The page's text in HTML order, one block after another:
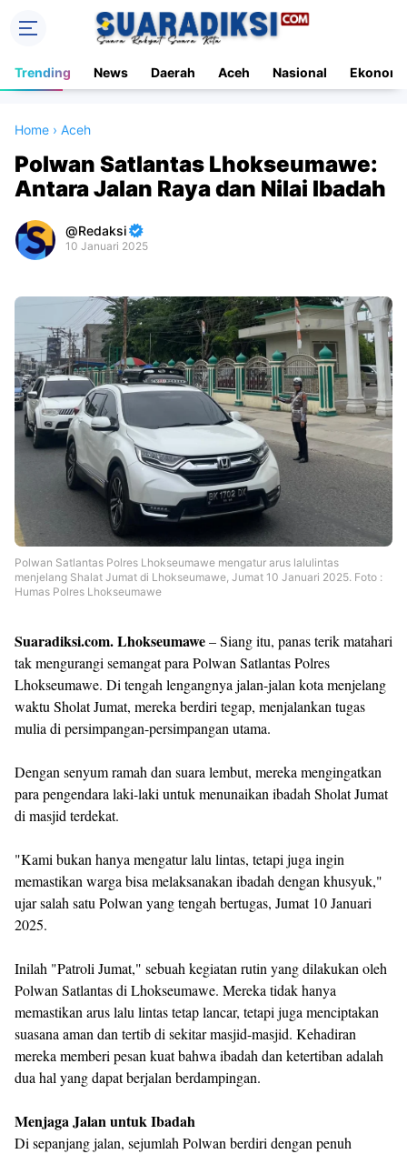
Trending News Daerah Aceh Nasional Ekonomi
Home › Aceh
Polwan Satlantas Lhokseumawe:
Antara Jalan Raya dan Nilai Ibadah
Redaksi
10 Januari 2025
By
Design
With
Shroff
Templates
Polwan Satlantas Polres Lhokseumawe mengatur arus lalulintas
menjelang Shalat Jumat di Lhokseumawe, Jumat 10 Januari 2025. Foto :
Humas Polres Lhokseumawe
Suaradiksi.com. Lhokseumawe– Siang itu, panas terik matahari
tak mengurangi semangat para Polwan Satlantas Polres
Lhokseumawe. Di tengah lengangnya jalan-jalan kota menjelang
waktu Sholat Jumat, mereka berdiri tegap, menjalankan tugas
mulia di persimpangan-persimpangan utama.
Dengan senyum ramah dan suara lembut, mereka mengingatkan
para pengendara laki-laki untuk menunaikan ibadah Sholat Jumat
di masjid terdekat.
"Kami bukan hanya mengatur lalu lintas, tetapi juga ingin
memastikan warga bisa melaksanakan ibadah dengan khusyuk,"
ujar salah satu Polwan yang tengah bertugas, Jumat 10 Januari
2025.
Inilah "Patroli Jumat," sebuah kegiatan rutin yang dilakukan oleh
Polwan Satlantas di Lhokseumawe. Mereka tidak hanya
memastikan arus lalu lintas tetap lancar, tetapi juga menciptakan
suasana aman dan tertib di sekitar masjid-masjid. Kehadiran
mereka memberi pesan kuat bahwa ibadah dan ketertiban adalah
dua hal yang dapat berjalan berdampingan.
Menjaga Jalan untuk Ibadah
Di sepanjang jalan, sejumlah Polwan berdiri dengan penuh